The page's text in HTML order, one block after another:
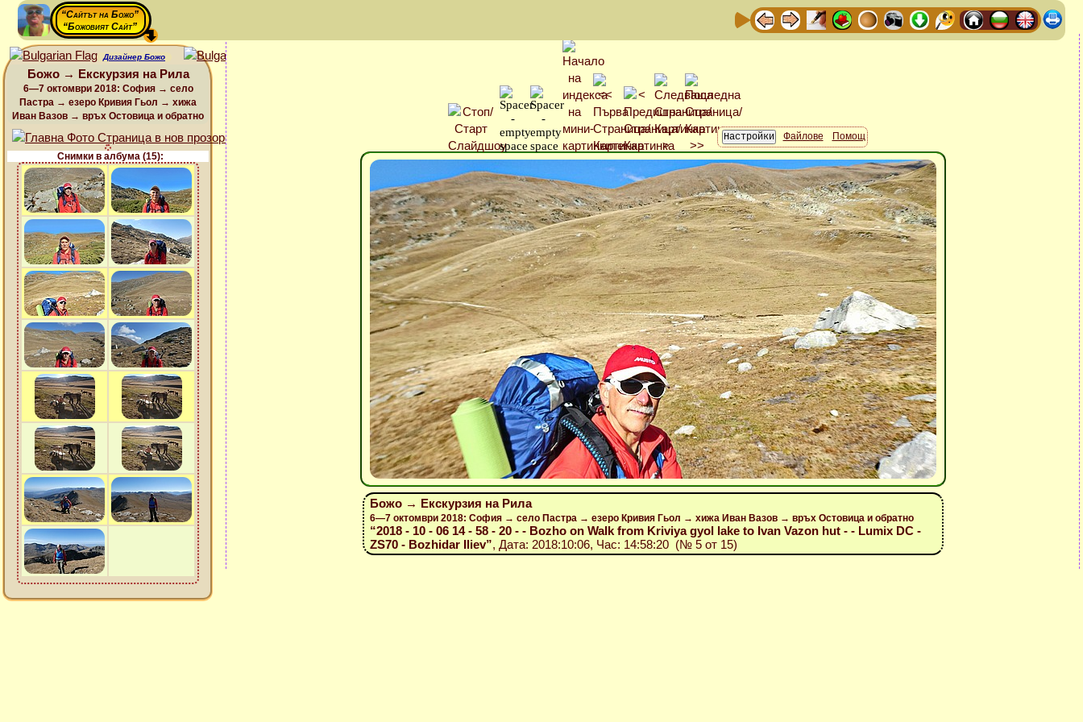
“Сайтът на Божо”
“Божовият Сайт”
Дизайнер Божо
Божо → Екскурзия на Рила
6—7 октомври 2018: София → село
Пастра → езеро Кривия Гьол → хижа
Иван Вазов → връх Остовица и обратно
Снимки в албума (15):
Файлове Помощ
Божо → Екскурзия на Рила
6—7 октомври 2018: София → село Пастра → езеро Кривия Гьол → хижа Иван Вазов → връх Остовица и обратно
“2018 - 10 - 06 14 - 58 - 20 - - Bozho on Walk from Kriviya gyol lake to Ivan Vazon hut - - Lumix DC -
ZS70 - Bozhidar Iliev”, Дата: 2018:10:06, Час: 14:58:20 (№ 5 от 15)